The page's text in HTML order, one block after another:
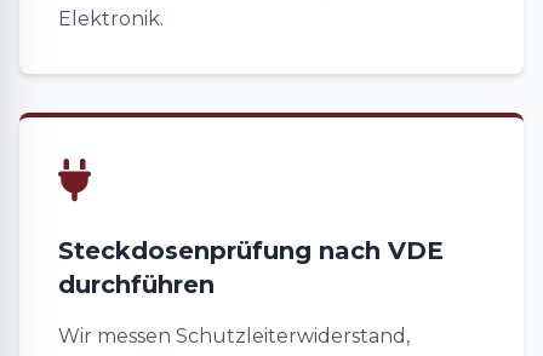
Elektronik.
Steckdosenprüfung nach VDE
durchführen
Wir messen Schutzleiterwiderstand,